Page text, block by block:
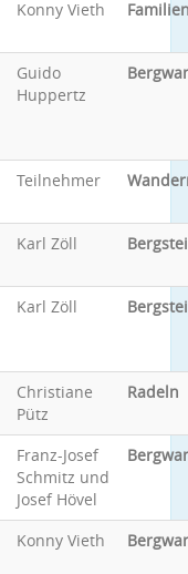
Konny Vieth
Guido
Huppertz
Teilnehmer
Karl Zöll
Karl Zöll
Christiane
Pütz
Radeln
Franz-Josef
Schmitz und
Josef Hövel
Konny Vieth